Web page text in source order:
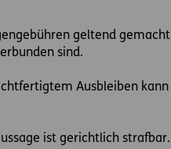
geltend gemacht
sind.
Ausbleiben kann
ist gerichtlich strafbar.